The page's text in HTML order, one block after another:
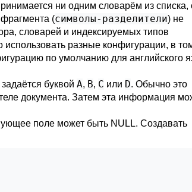
ни одним словарём из списка,
фрагмента (символы-разделители) не
словарей и индексируемых типов
разные конфигурации, в
по умолчанию для английского
буквой A, B, C или D. Обычно это
документа. Затем эта информация
поле может быть NULL. Создавать